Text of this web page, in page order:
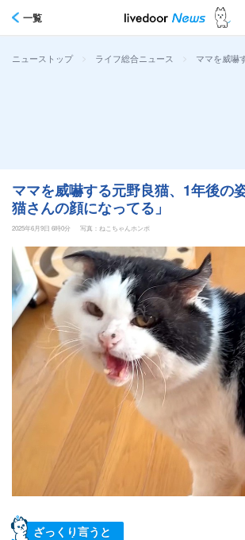
一覧
ニューストップ > ライフ総合ニュース > ママを威嚇
ママを威嚇する元野良猫、1年後の
猫さんの顔になってる」
2025年6月9日 6時0分
写真：ねこちゃんホンポ
ざっくり言うと